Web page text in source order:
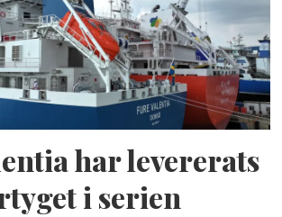
har levererats
i serien